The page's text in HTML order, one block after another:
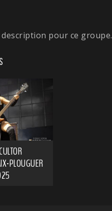
description pour ce groupe.
PLOUGUER